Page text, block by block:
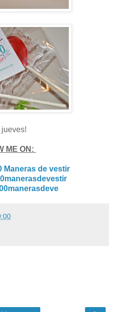
jueves!
ME ON:
Maneras de vestir